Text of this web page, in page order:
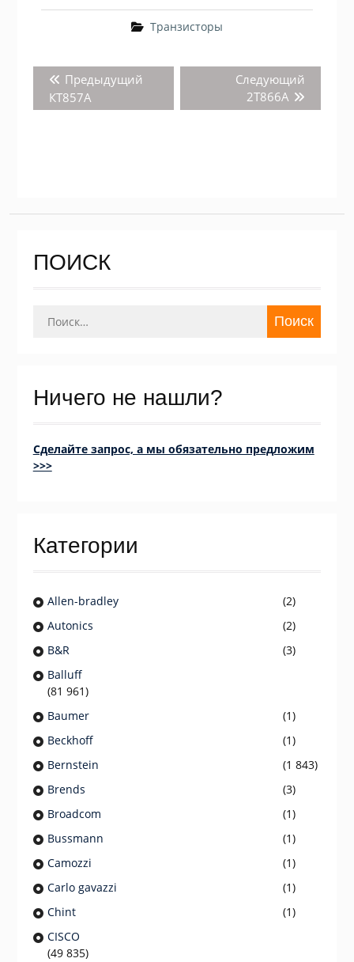
Транзисторы
записям
Предыдущий
КТ857А
Следующий
2Т866А
ПОИСК
Ничего не нашли?
Сделайте запрос, а мы обязательно предложим
>>>
Категории
Allen-bradley
(2)
Autonics
(2)
B&R
(3)
Balluff
(81 961)
Baumer
(1)
Beckhoff
(1)
Bernstein
(1 843)
Brends
(3)
Broadcom
(1)
Bussmann
(1)
Camozzi
(1)
Carlo gavazzi
(1)
Chint
(1)
CISCO
(49 835)